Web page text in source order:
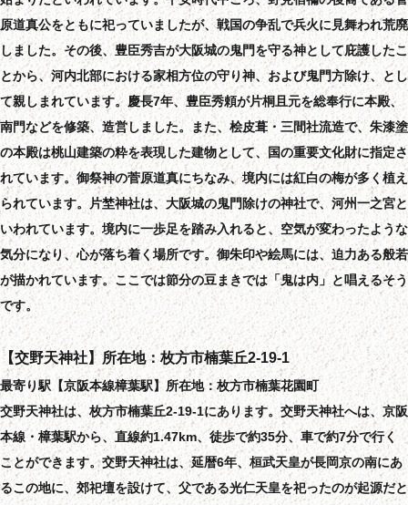
原道真公をともに祀っていましたが、戦国の争乱で兵火に見舞われ荒廃
しました。その後、豊臣秀吉が大阪城の鬼門を守る神として庇護したこ
とから、河内北部における家相方位の守り神、および鬼門方除け、とし
て親しまれています。慶長7年、豊臣秀頼が片桐且元を総奉行に本殿、
南門などを修築、造営しました。また、桧皮葺・三間社流造で、朱漆塗
の本殿は桃山建築の粋を表現した建物として、国の重要文化財に指定さ
れています。御祭神の菅原道真にちなみ、境内には紅白の梅が多く植え
られています。片埜神社は、大阪城の鬼門除けの神社で、河州一之宮と
いわれています。境内に一歩足を踏み入れると、空気が変わったような
気分になり、心が落ち着く場所です。御朱印や絵馬には、迫力ある般若
が描かれています。ここでは節分の豆まきでは「鬼は内」と唱えるそう
です。
【交野天神社】所在地：枚方市楠葉丘2-19-1
最寄り駅【京阪本線樟葉駅】所在地：枚方市楠葉花園町
交野天神社は、枚方市楠葉丘2-19-1にあります。交野天神社へは、京阪
本線・樟葉駅から、直線約1.47km、徒歩で約35分、車で約7分で行く
ことができます。交野天神社は、延暦6年、桓武天皇が長岡京の南にあ
るこの地に、郊祀壇を設けて、父である光仁天皇を祀ったのが起源だと